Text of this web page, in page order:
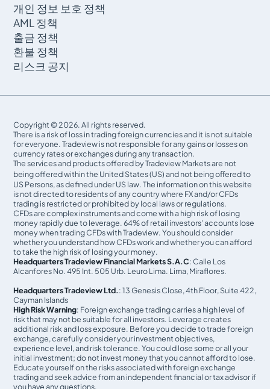
개인 정보 보호 정책
AML 정책
출금 정책
환불 정책
리스크 공지
Copyright © 2026. All rights reserved.
There is a risk of loss in trading foreign currencies and it is not suitable
for everyone. Tradeview is not responsible for any gains or losses on
currency rates or exchanges during any transaction.
The services and products offered by Tradeview Markets are not
being offered within the United States (US) and not being oﬀered to
US Persons, as defined under US law. The information on this website
is not directed to residents of any country where FX and/or CFDs
trading is restricted or prohibited by local laws or regulations.
CFDs are complex instruments and come with a high risk of losing
money rapidly due to leverage. 64% of retail investors' accounts lose
money when trading CFDs with Tradeview. You should consider
whether you understand how CFDs work and whether you can afford
to take the high risk of losing your money.
Headquarters Tradeview Financial Markets S.A.C: Calle Los
Alcanfores No. 495 Int. 505 Urb. Leuro Lima. Lima, Miraflores.
Headquarters Tradeview Ltd.: 13 Genesis Close, 4th Floor, Suite 422,
Cayman Islands
High Risk Warning: Foreign exchange trading carries a high level of
risk that may not be suitable for all investors. Leverage creates
additional risk and loss exposure. Before you decide to trade foreign
exchange, carefully consider your investment objectives,
experience level, and risk tolerance. You could lose some or all your
initial investment; do not invest money that you cannot afford to lose.
Educate yourself on the risks associated with foreign exchange
trading and seek advice from an independent financial or tax advisor if
you have any questions.